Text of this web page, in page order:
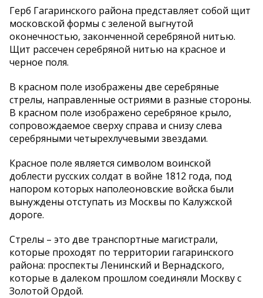
Герб Гагаринского района представляет собой щит
московской формы с зеленой выгнутой
оконечностью, законченной серебряной нитью.
Щит рассечен серебряной нитью на красное и
черное поля.
В красном поле изображены две серебряные
стрелы, направленные остриями в разные стороны.
В красном поле изображено серебряное крыло,
сопровождаемое сверху справа и снизу слева
серебряными четырехлучевыми звездами.
Красное поле является символом воинской
доблести русских солдат в войне 1812 года, под
напором которых наполеоновские войска были
вынуждены отступать из Москвы по Калужской
дороге.
Стрелы – это две транспортные магистрали,
которые проходят по территории гагаринского
района: проспекты Ленинский и Вернадского,
которые в далеком прошлом соединяли Москву с
Золотой Ордой.